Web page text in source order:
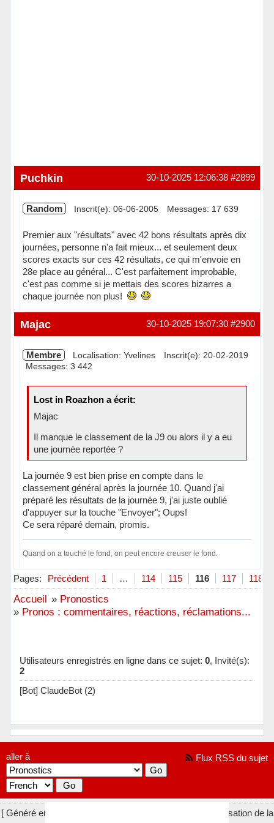
#2899
30-10-2025 12:06:38
Puchkin
Random Inscrit(e): 06-06-2005 Messages: 17 639
Premier aux "résultats" avec 42 bons résultats après dix
journées, personne n'a fait mieux... et seulement deux
scores exacts sur ces 42 résultats, ce qui m'envoie en
28e place au général... C'est parfaitement improbable,
c'est pas comme si je mettais des scores bizarres a
chaque journée non plus!
Hors ligne #2900
30-10-2025 19:07:30
Majac
Membre Localisation: Yvelines
Inscrit(e): 20-02-2019
Messages: 3 442
Lost in Roazhon a écrit:
Majac
Il manque le classement de la J9 ou alors il y a eu
une journée reportée ?
La journée 9 est bien prise en compte dans le
classement général après la journée 10. Quand j'ai
préparé les résultats de la journée 9, j'ai juste oublié
d'appuyer sur la touche "Envoyer"; Oups!
Ce sera réparé demain, promis.
Quand on a touché le fond, on peut encore creuser le fond.
Hors ligne
Pages: Précédent 1 … 114 115 116 117 118
Accueil » Pronostics
» Pronos : commentaires, réactions, réclamations...
Utilisateurs enregistrés en ligne dans ce sujet: 0, Invité(s):
2
[Bot] ClaudeBot (2)
aller à Flux RSS du sujet
[ Généré en 0.037 secondes, 9 requêtes exécutées - Utilisation de la